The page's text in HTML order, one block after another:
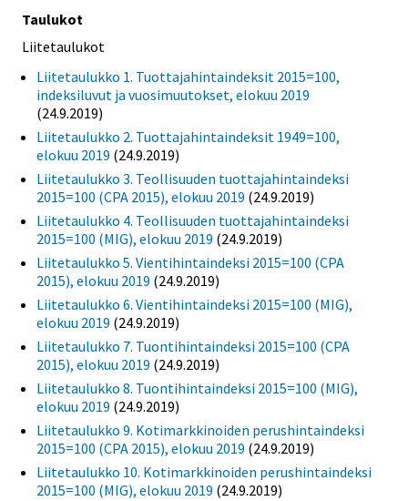
Taulukot
Liitetaulukot
Liitetaulukko 1. Tuottajahintaindeksit 2015=100,
indeksiluvut ja vuosimuutokset, elokuu 2019
(24.9.2019)
Liitetaulukko 2. Tuottajahintaindeksit 1949=100,
elokuu 2019 (24.9.2019)
Liitetaulukko 3. Teollisuuden tuottajahintaindeksi
2015=100 (CPA 2015), elokuu 2019 (24.9.2019)
Liitetaulukko 4. Teollisuuden tuottajahintaindeksi
2015=100 (MIG), elokuu 2019 (24.9.2019)
Liitetaulukko 5. Vientihintaindeksi 2015=100 (CPA
2015), elokuu 2019 (24.9.2019)
Liitetaulukko 6. Vientihintaindeksi 2015=100 (MIG),
elokuu 2019 (24.9.2019)
Liitetaulukko 7. Tuontihintaindeksi 2015=100 (CPA
2015), elokuu 2019 (24.9.2019)
Liitetaulukko 8. Tuontihintaindeksi 2015=100 (MIG),
elokuu 2019 (24.9.2019)
Liitetaulukko 9. Kotimarkkinoiden perushintaindeksi
2015=100 (CPA 2015), elokuu 2019 (24.9.2019)
Liitetaulukko 10. Kotimarkkinoiden perushintaindeksi
2015=100 (MIG), elokuu 2019 (24.9.2019)